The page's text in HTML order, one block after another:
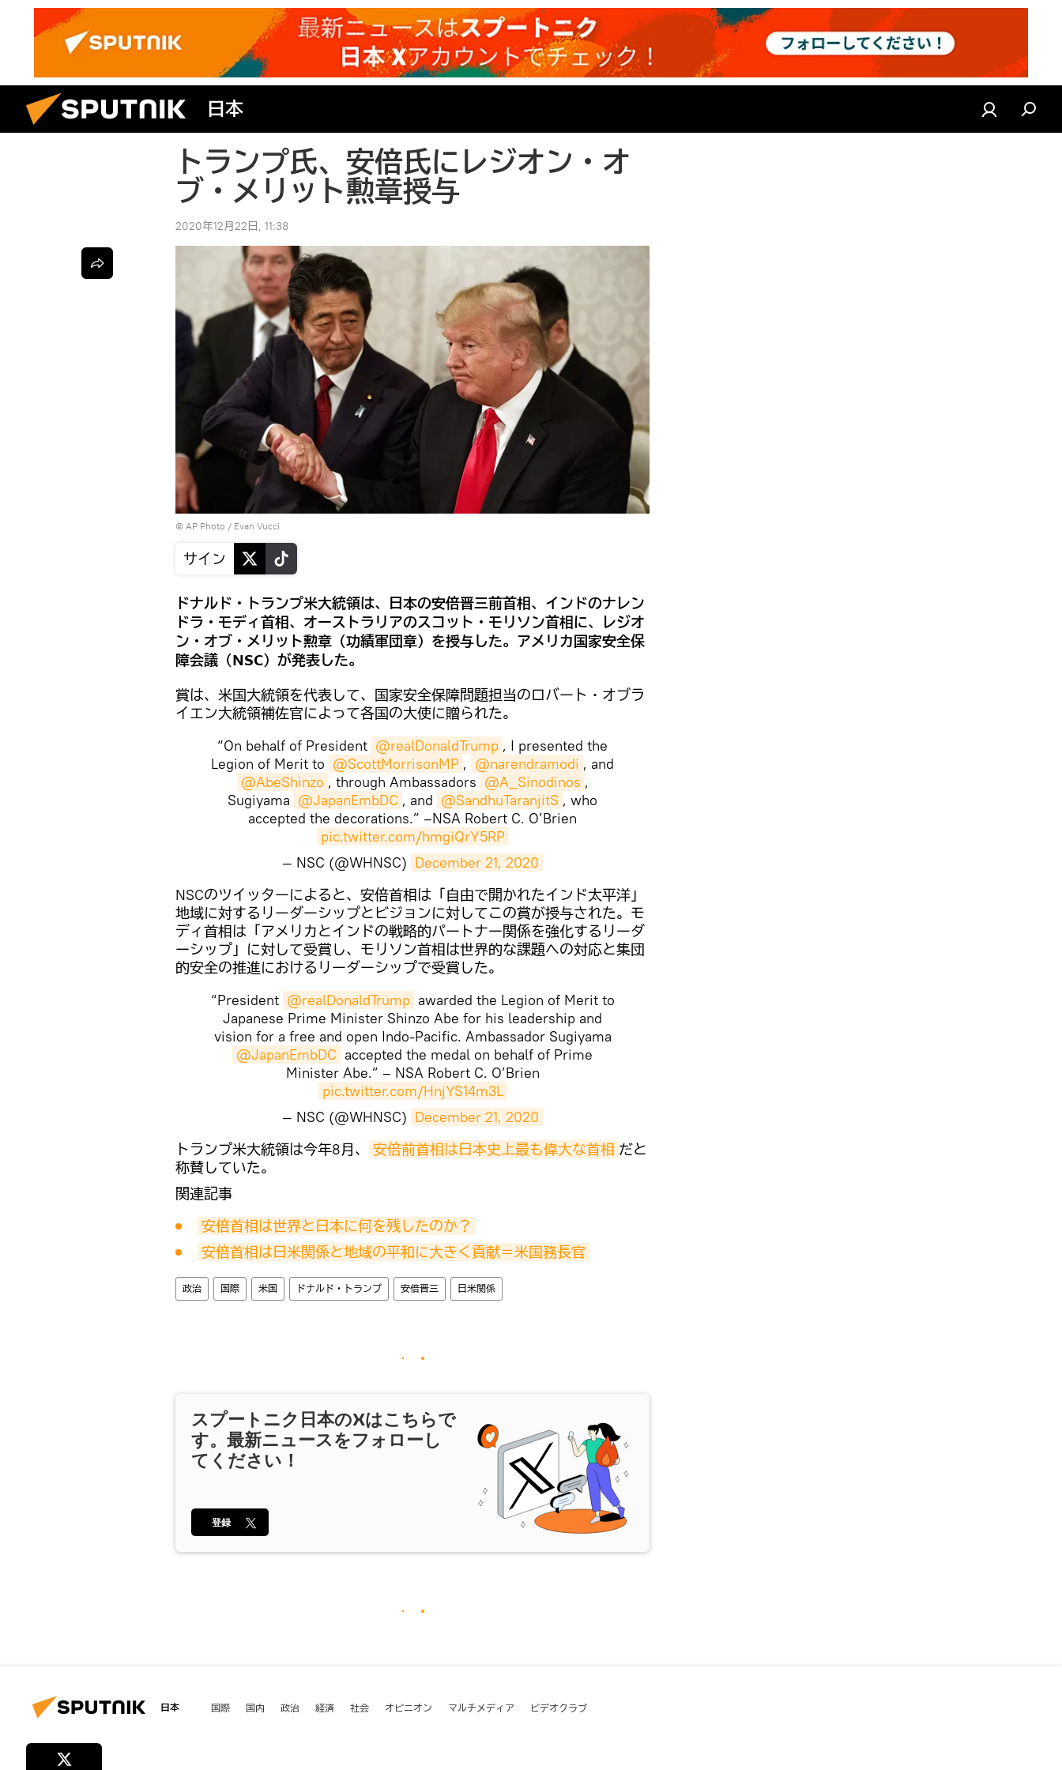
日本
トランプ氏、安倍氏にレジオン・オ
ブ・メリット勲章授与
2020年12月22日, 11:38
© AP Photo / Evan Vucci
サイン
ドナルド・トランプ米大統領は、日本の安倍晋三前首相、インドのナレン
ドラ・モディ首相、オーストラリアのスコット・モリソン首相に、レジオ
ン・オブ・メリット勲章（功績軍団章）を授与した。アメリカ国家安全保
障会議（NSC）が発表した。
賞は、米国大統領を代表して、国家安全保障問題担当のロバート・オブラ
イエン大統領補佐官によって各国の大使に贈られた。
“On behalf of President @realDonaldTrump , I presented the
Legion of Merit to @ScottMorrisonMP , @narendramodi , and
@AbeShinzo , through Ambassadors @A_Sinodinos ,
Sugiyama @JapanEmbDC , and @SandhuTaranjitS , who
accepted the decorations.” –NSA Robert C. O’Brien
pic.twitter.com/hmgiQrY5RP
— NSC (@WHNSC) December 21, 2020
NSCのツイッターによると、安倍首相は「自由で開かれたインド太平洋」
地域に対するリーダーシップとビジョンに対してこの賞が授与された。モ
ディ首相は「アメリカとインドの戦略的パートナー関係を強化するリーダ
ーシップ」に対して受賞し、モリソン首相は世界的な課題への対応と集団
的安全の推進におけるリーダーシップで受賞した。
“President @realDonaldTrump awarded the Legion of Merit to
Japanese Prime Minister Shinzo Abe for his leadership and
vision for a free and open Indo-Pacific. Ambassador Sugiyama
@JapanEmbDC accepted the medal on behalf of Prime
Minister Abe.” – NSA Robert C. O’Brien
pic.twitter.com/HnjYS14m3L
— NSC (@WHNSC) December 21, 2020
トランプ米大統領は今年8月、
安倍前首相は日本史上最も偉大な首相 だと
称賛していた。
関連記事
安倍首相は世界と日本に何を残したのか？
安倍首相は日米関係と地域の平和に大きく貢献＝米国務長官
政治 国際 米国 ドナルド・トランプ 安倍晋三 日米関係
スプートニク日本のXはこちらで
す。最新ニュースをフォローし
てください！
登録
日本 国際 国内 政治 経済 社会 オピニオン マルチメディア ビデオクラブ